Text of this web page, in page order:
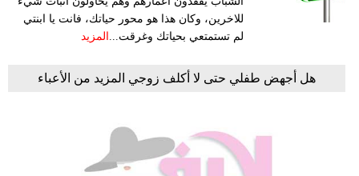
للاخرين، وكان هذا هو محور حياتك، فانت يا ابنتي
لم تستمتعي بحياتك وغرقت...
المزيد
هل أجهض طفلي حتى لا أكلف زوجي المزيد من الأعباء